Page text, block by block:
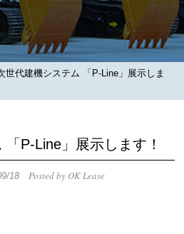
代建機システム 「P-Line」展示しま
P-Line」展示します！
18Posted by OK Lease